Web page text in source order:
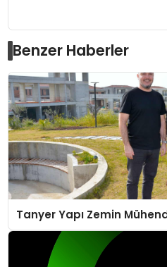
Benzer Haberler
Tanyer Yapı Zemin